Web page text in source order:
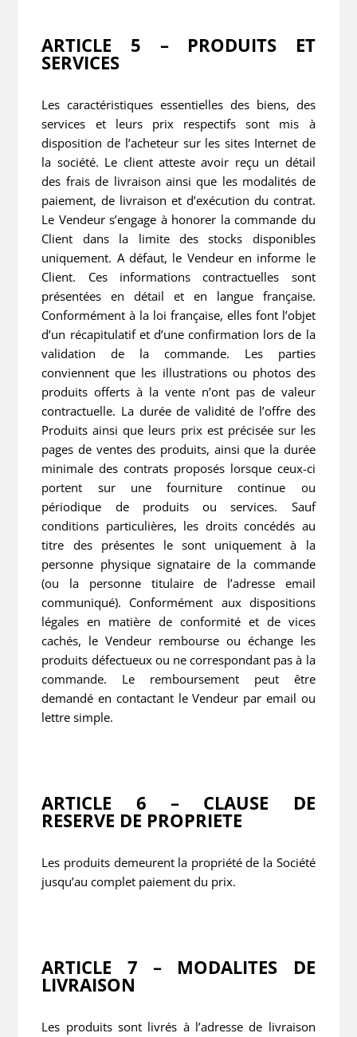
ARTICLE 5 – PRODUITS ET
SERVICES
Les caractéristiques essentielles des biens, des
services et leurs prix respectifs sont mis à
disposition de l’acheteur sur les sites Internet de
la société. Le client atteste avoir reçu un détail
des frais de livraison ainsi que les modalités de
paiement, de livraison et d’exécution du contrat.
Le Vendeur s’engage à honorer la commande du
Client dans la limite des stocks disponibles
uniquement. A défaut, le Vendeur en informe le
Client. Ces informations contractuelles sont
présentées en détail et en langue française.
Conformément à la loi française, elles font l’objet
d’un récapitulatif et d’une confirmation lors de la
validation de la commande. Les parties
conviennent que les illustrations ou photos des
produits offerts à la vente n’ont pas de valeur
contractuelle. La durée de validité de l’offre des
Produits ainsi que leurs prix est précisée sur les
pages de ventes des produits, ainsi que la durée
minimale des contrats proposés lorsque ceux-ci
portent sur une fourniture continue ou
périodique de produits ou services. Sauf
conditions particulières, les droits concédés au
titre des présentes le sont uniquement à la
personne physique signataire de la commande
(ou la personne titulaire de l’adresse email
communiqué). Conformément aux dispositions
légales en matière de conformité et de vices
cachés, le Vendeur rembourse ou échange les
produits défectueux ou ne correspondant pas à la
commande. Le remboursement peut être
demandé en contactant le Vendeur par email ou
lettre simple.
ARTICLE 6 – CLAUSE DE
RESERVE DE PROPRIETE
Les produits demeurent la propriété de la Société
jusqu’au complet paiement du prix.
ARTICLE 7 – MODALITES DE
LIVRAISON
Les produits sont livrés à l’adresse de livraison